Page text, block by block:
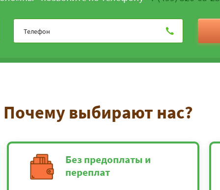
Почему выбирают нас?
Без предоплаты и
переплат